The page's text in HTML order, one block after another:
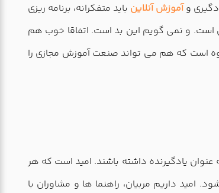
وآموزش آنلاین باید متفکرانه، برنامه ریزی
است. و نمی گویم این بد است. اتفاقا خوب هم
است که هم می تواند صنعت آموزش مجازی را
عنوان یادگیرنده داشته باشند. امید است که هر
امید داریم مربیان، راهنما ها و مشاوران با